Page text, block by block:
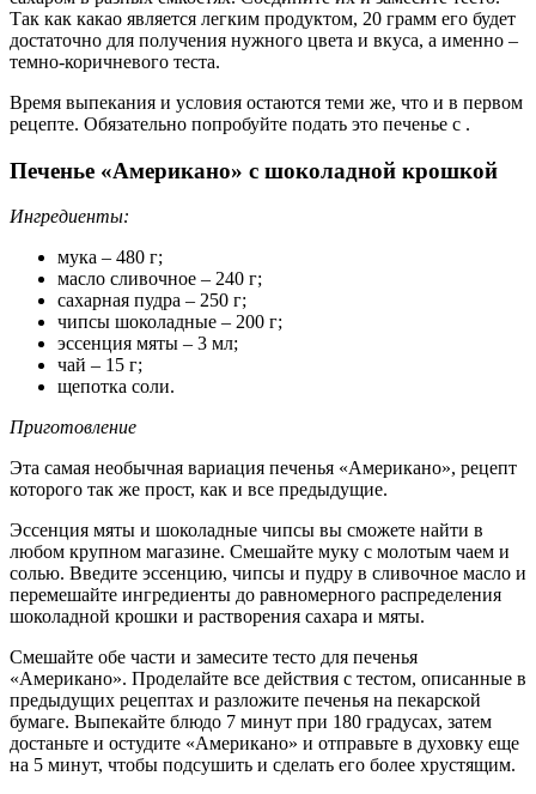
Так как какао является легким продуктом, 20 грамм его будет
достаточно для получения нужного цвета и вкуса, а именно –
темно-коричневого теста.
Время выпекания и условия остаются теми же, что и в первом
рецепте. Обязательно попробуйте подать это печенье с .
Печенье «Американо» с шоколадной крошкой
Ингредиенты:
мука – 480 г;
масло сливочное – 240 г;
сахарная пудра – 250 г;
чипсы шоколадные – 200 г;
эссенция мяты – 3 мл;
чай – 15 г;
щепотка соли.
Приготовление
Эта самая необычная вариация печенья «Американо», рецепт
которого так же прост, как и все предыдущие.
Эссенция мяты и шоколадные чипсы вы сможете найти в
любом крупном магазине. Смешайте муку с молотым чаем и
солью. Введите эссенцию, чипсы и пудру в сливочное масло и
перемешайте ингредиенты до равномерного распределения
шоколадной крошки и растворения сахара и мяты.
Смешайте обе части и замесите тесто для печенья
«Американо». Проделайте все действия с тестом, описанные в
предыдущих рецептах и разложите печенья на пекарской
бумаге. Выпекайте блюдо 7 минут при 180 градусах, затем
достаньте и остудите «Американо» и отправьте в духовку еще
на 5 минут, чтобы подсушить и сделать его более хрустящим.